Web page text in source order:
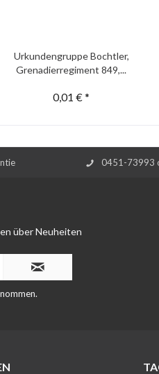
Urkundengruppe Bochtler,
Grenadierregiment 849,...
0,01 € *
0451-73993
über Neuheiten